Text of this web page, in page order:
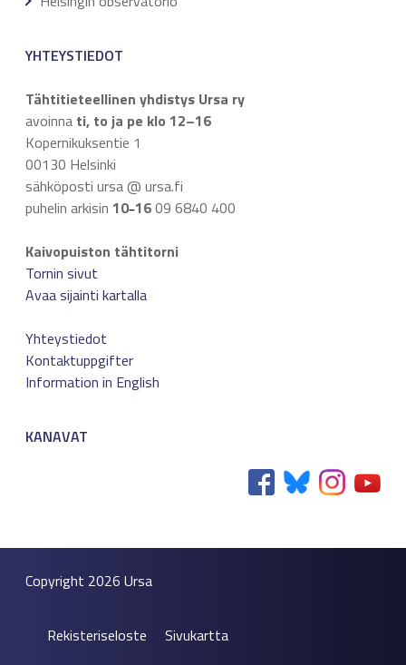
YHTEYSTIEDOT
Tähtitieteellinen yhdistys Ursa ry
avoinna ti, to ja pe klo 12–16
Kopernikuksentie 1
00130 Helsinki
sähköposti ursa @ ursa.fi
puhelin arkisin 10–1609 6840 400
Kaivopuiston tähtitorni
Tornin sivut
Avaa sijainti kartalla
Yhteystiedot
Kontaktuppgifter
Information in English
KANAVAT
Copyright 2026 Ursa
Rekisteriseloste Sivukartta